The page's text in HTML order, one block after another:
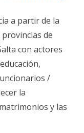
a partir de la
de
con actores
/
la
y las